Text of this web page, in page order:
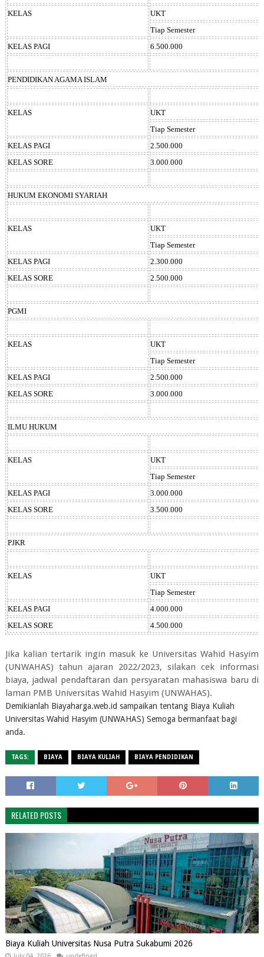
KELAS
UKT
Tiap Semester
KELAS PAGI
6.500.000
PENDIDIKAN AGAMA ISLAM
KELAS
UKT
Tiap Semester
KELAS PAGI
2.500.000
KELAS SORE
3.000.000
HUKUM EKONOMI SYARIAH
KELAS
UKT
Tiap Semester
KELAS PAGI
2.300.000
KELAS SORE
2.500.000
PGMI
KELAS
UKT
Tiap Semester
KELAS PAGI
2.500.000
KELAS SORE
3.000.000
ILMU HUKUM
KELAS
UKT
Tiap Semester
KELAS PAGI
3.000.000
KELAS SORE
3.500.000
PJKR
KELAS
UKT
Tiap Semester
KELAS PAGI
4.000.000
KELAS SORE
4.500.000
Jika kalian tertarik ingin masuk ke Universitas Wahid Hasyim
(UNWAHAS) tahun ajaran 2022/2023, silakan cek informasi
biaya, jadwal pendaftaran dan persyaratan mahasiswa baru di
laman PMB Universitas Wahid Hasyim (UNWAHAS).
Demikianlah Biayaharga.web.id sampaikan tentang Biaya Kuliah
Universitas Wahid Hasyim (UNWAHAS) Semoga bermanfaat bagi
anda.
TAGS: BIAYA BIAYA KULIAH BIAYA PENDIDIKAN
RELATED POSTS
Biaya Kuliah Universitas Nusa Putra Sukabumi 2026